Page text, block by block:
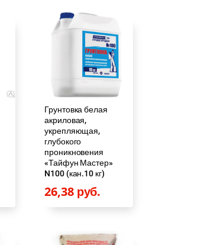
Грунтовка белая
акриловая,
укрепляющая,
глубокого
проникновения
«Тайфун Мастер»
N100 (кан.10 кг)
26,38 руб.